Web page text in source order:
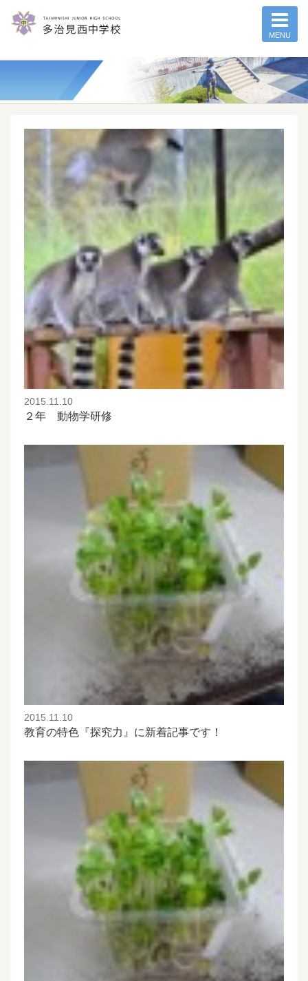
MENU
2015.11.10
２年 動物学研修
2015.11.10
教育の特色『探究力』に新着記事です！